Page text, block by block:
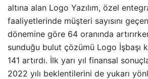
altına alan Logo Yazılım, özel
faaliyetlerinde müşteri sayısını geçen
dönemine göre 64 oranında
sunduğu bulut çözümü Logo İşbaşı
141 artırdı. İlk yarı yıl finansal
2022 yılı beklentilerini de yukarı